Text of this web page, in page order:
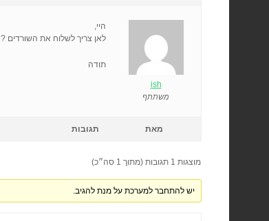
ish
משתתף
היי,
לאן צריך לשלוח את השורדים ?
תודה
מאת תגובות
מוצגות 1 תגובות (מתוך 1 סה״כ)
יש להתחבר למערכת על מנת להגיב.